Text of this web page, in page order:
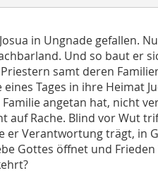
in Ungnade gefallen.
Und so baut er
samt deren
Tages in ihre Heimat
angetan hat, nicht
auf Rache. Blind vor Wut
er Verantwortung trägt, in
Gottes öffnet und